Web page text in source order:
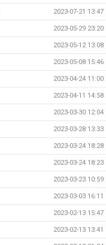
2023-07-21 13:47
2023-05-29 23:20
2023-05-12 13:08
2023-05-08 15:46
2023-04-24 11:00
2023-04-11 14:58
2023-03-30 12:04
2023-03-28 13:33
2023-03-24 18:28
2023-03-24 18:23
2023-03-23 10:59
2023-03-03 16:11
2023-02-13 15:47
2023-02-13 13:41